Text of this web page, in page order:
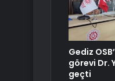
Gediz
görevi Dr.
geçti